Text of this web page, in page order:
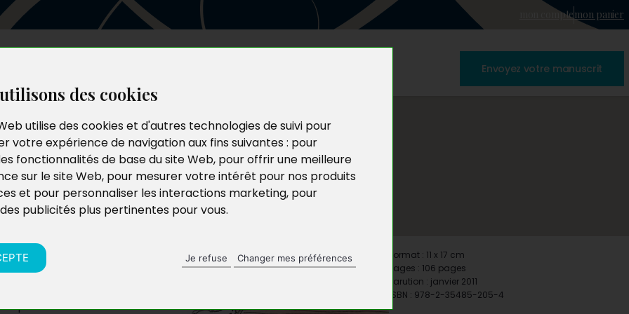
des cookies
utilise des cookies et d'autres technologies de suivi pour
votre expérience de navigation aux fins suivantes : pour
fonctionnalités de base du site Web, pour offrir une meilleure
sur le site Web, pour mesurer votre intérêt pour nos produits
et pour personnaliser les interactions marketing, pour
publicités plus pertinentes pour vous.
Je refuse Changer mes préférences
mon comptemon panier
Envoyez votre manuscrit
toi
poésie
Format : 11 x 17 cm
Pages : 106 pages
Parution : janvier 2011
ISBN : 978-2-35485-205-4